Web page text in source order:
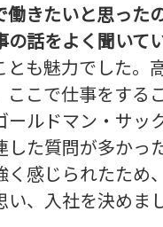
働きたいと思っ
話をよく聞いて
も魅力でした
こで仕事をす
ルドマン・サッ
た質問が多かっ
く感じられたた
、入社を決めまし